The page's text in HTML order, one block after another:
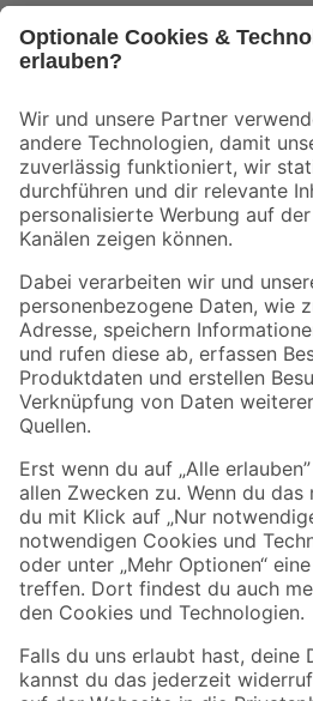
Der toom Newsletter: Keine Angebote und
Zur Newsletter Anmeldung
Folge uns
Zahlungsarten
Sicher einkaufen
Jetzt die toom-App herunterladen
Alle Preisangaben in EUR inkl. gesetzl. MwSt.. Die